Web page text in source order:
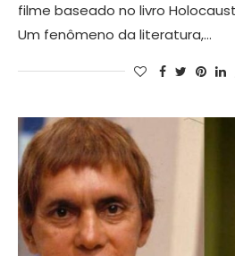
filme baseado no livro
Um fenômeno da literatura,…